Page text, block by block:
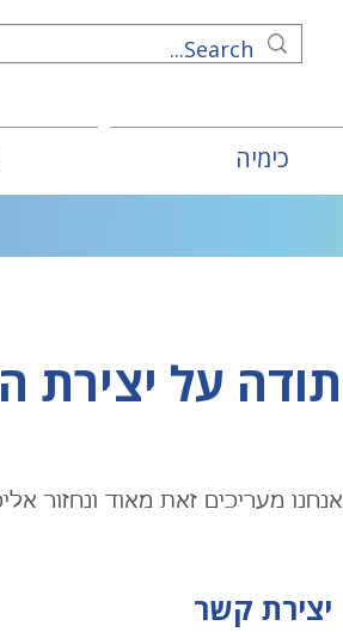
כימיה
תודה על יצירת
אנחנו מעריכים זאת מאוד ונחזור
יצירת קשר